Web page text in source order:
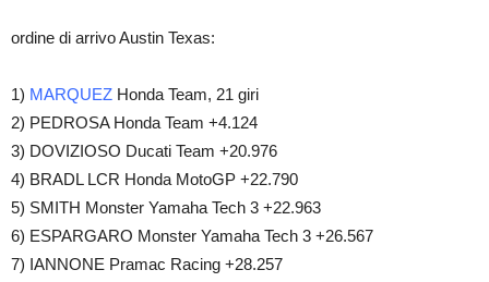
ordine di arrivo Austin Texas:
1) MARQUEZ Honda Team, 21 giri
2) PEDROSA Honda Team +4.124
3) DOVIZIOSO Ducati Team +20.976
4) BRADL LCR Honda MotoGP +22.790
5) SMITH Monster Yamaha Tech 3 +22.963
6) ESPARGARO Monster Yamaha Tech 3 +26.567
7) IANNONE Pramac Racing +28.257